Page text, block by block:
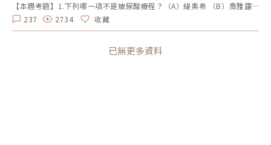
【本週考題】1.下列哪一項不是玻尿酸療程？（A）緹奧希 （B）喬雅露（C）瑞絲朗 （D）喬雅登2. 以下哪2種是膠原蛋白增生劑？（A）喬雅露 （B）4D舒顏萃 （C）瑞絲朗 （D）愛霓密絲3.「Sofwave索夫波」是由哪位藝人代言？（A）小S （B）梁詠琪 （C）蔡淑臻（D）林心如4. 請問最新推出透過高強度電場刺激並訓練臉部上升肌肉的儀器是哪一台？（A）EMBODY核心美力 （B）EXION時空Ｅ電波（C）EMFACE菲斯波（D）EMSCULPT NEO 熱磁減脂5. 請選擇能同時達到瘦小臉、改善動態紋路、瘦小腿及治療眼睛痙攣的療程是？（A）皮秒雷射 （B）玻尿酸 （C）冷凍減脂 （D）肉毒桿菌素【本週活動時間】8/19（一） AM 09：00-8/25（日） PM 23：59【活動獎勵】《LINE POINTS 50點》抽10名會員【活動方式】 活動期間每週一AM09:00將在活動討論區釋出5道醫美問題。 於每週日23:59回覆截止，經核對皆符合活動規範，將於次週一抽出得獎者、發放獎勵。 若經查詢發佈無意義的回文，則喪失抽獎、獲獎資格。例如：非主題回覆、未完整回覆等。 每位會員在當週僅限參與問答乙次。 若當週獲獎的會員帳號，次週仍可參與問答和抽獎。 連續4週皆有參與問答者，不論答案是否正確，皆可參加抽「LINE POINTS 100點」。 每週一會於對應的活動討論區最下方公布得獎會員，請獲獎者務必加入「醫美圈圈官方LINE」以利獎勵發放。【回文範例】1.近期李英愛代言的醫美療程名稱？（A）Z音波（B）十倍電波 （C）精靈電波2.BTL EMFACE中文療程名稱？（A）菲斯波（B）時空E電波3.EMBODY其中療程效果是減脂嗎？（A）是 （B）否4.有小鳳凰之稱的是什麼？（A）玩美電波（B）索夫波 （C）翡翠電波5.玩美電波是由哪位藝人代言？（A）小S （B）隋棠（C）梁詠琪回文範例：Z音波，菲斯波，是，玩美電波，小S※請依照上述回覆格式，以避免混亂。第一週的正確答案：喬雅露，喬雅露、4D舒顏萃，梁詠琪，EMFACE菲斯波，肉毒桿菌素。
237
2734 收藏
已無更多資料